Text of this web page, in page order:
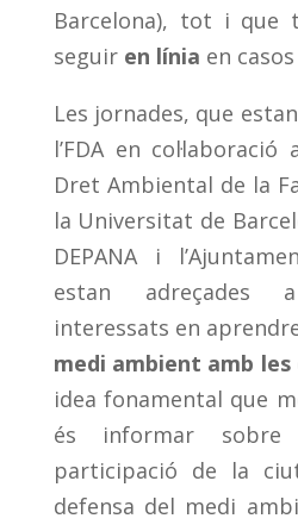
Barcelona), tot i que
seguir en línia en
Les jornades, que
l’FDA en
Dret Ambiental de la
la Universitat de
DEPANA i
estan adreçades
interessats en
medi ambient amb
idea fonamental que
és informar
participació de la
defensa del medi